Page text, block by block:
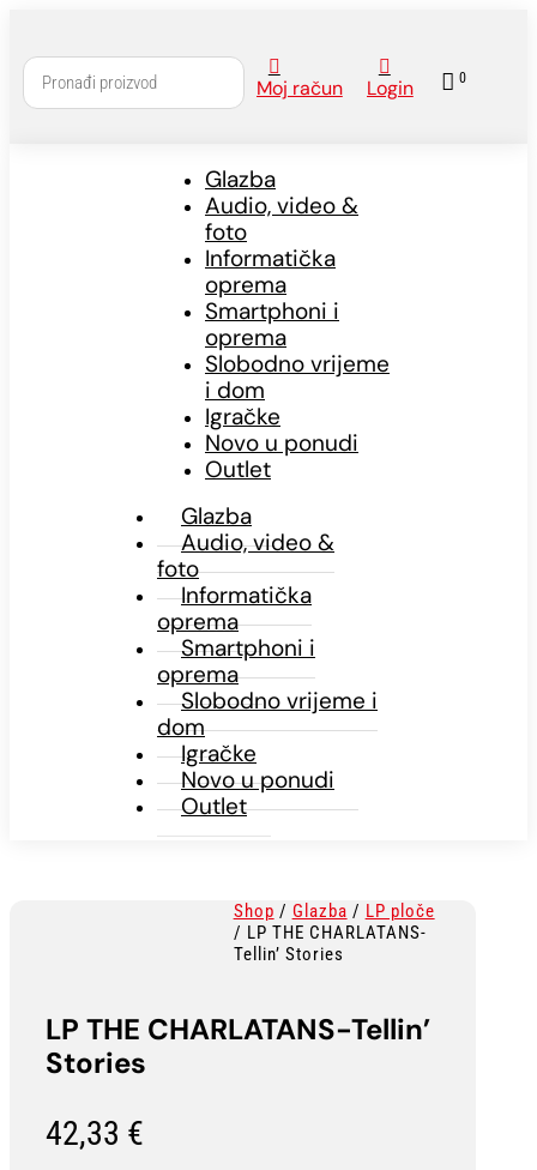

Moj račun

Login  0
Glazba
Audio, video &
foto
Informatička
oprema
Smartphoni i
oprema
Slobodno vrijeme
i dom
Igračke
Novo u ponudi
Outlet
Glazba
Audio, video &
foto
Informatička
oprema
Smartphoni i
oprema
Slobodno vrijeme i
dom
Igračke
Novo u ponudi
Outlet
Shop / Glazba / LP ploče
/ LP THE CHARLATANS-
Tellin’ Stories
LP THE CHARLATANS-Tellin’
Stories
42,33 €